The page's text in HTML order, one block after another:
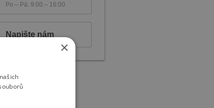
Po – Pá: 9:00 – 16:00
Napište nám
×